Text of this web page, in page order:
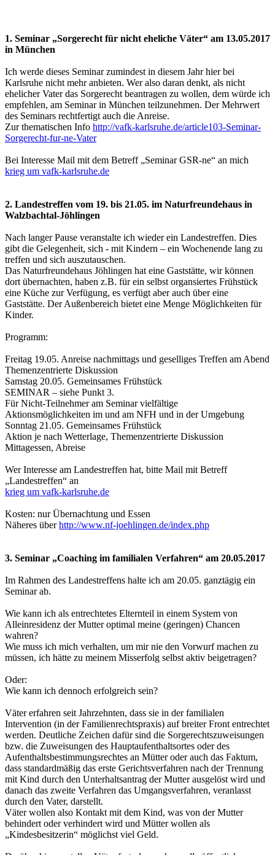
1. Seminar „Sorgerecht für nicht eheliche Väter“ am 13.05.2017
in München
Ich werde dieses Seminar zumindest in diesem Jahr hier bei
Karlsruhe nicht mehr anbieten. Wer also daran denkt, als nicht
ehelicher Vater das Sorgerecht beantragen zu wollen, dem würde ich
empfehlen, am Seminar in München teilzunehmen. Der Mehrwert
des Seminars rechtfertigt auch die Anreise.
Zur thematischen Info http://vafk-karlsruhe.de/article103-Seminar-
Sorgerecht-fur-ne-Vater
Bei Interesse Mail mit dem Betreff „Seminar GSR-ne“ an mich
krieg um vafk-karlsruhe.de
2. Landestreffen vom 19. bis 21.05. im Naturfreundehaus in
Walzbachtal-Jöhlingen
Nach langer Pause veranstalte ich wieder ein Landestreffen. Dies
gibt die Gelegenheit, sich - mit Kindern – ein Wochenende lang zu
treffen und sich auszutauschen.
Das Naturfreundehaus Jöhlingen hat eine Gaststätte, wir können
dort übernachten, haben z.B. für ein selbst organsiertes Frühstück
eine Küche zur Verfügung, es verfügt aber auch über eine
Gaststätte. Der Außenbereich bietet eine Menge Möglichkeiten für
Kinder.
Programm:
Freitag 19.05. Anreise nachmittags und geselliges Treffen am Abend
Themenzentrierte Diskussion
Samstag 20.05. Gemeinsames Frühstück
SEMINAR – siehe Punkt 3.
Für Nicht-Teilnehmer am Seminar vielfältige
Aktionsmöglichkeiten im und am NFH und in der Umgebung
Sonntag 21.05. Gemeinsames Frühstück
Aktion je nach Wetterlage, Themenzentrierte Diskussion
Mittagessen, Abreise
Wer Interesse am Landestreffen hat, bitte Mail mit Betreff
„Landestreffen“ an
krieg um vafk-karlsruhe.de
Kosten: nur Übernachtung und Essen
Näheres überhttp://www.nf-joehlingen.de/index.php
3. Seminar „Coaching im familialen Verfahren“ am 20.05.2017
Im Rahmen des Landestreffens halte ich am 20.05. ganztägig ein
Seminar ab.
Wie kann ich als entrechtetes Elternteil in einem System von
Alleinresidenz der Mutter optimal meine (geringen) Chancen
wahren?
Wie muss ich mich verhalten, um mir nie den Vorwurf machen zu
müssen, ich hätte zu meinem Misserfolg selbst aktiv beigetragen?
Oder:
Wie kann ich dennoch erfolgreich sein?
Väter erfahren seit Jahrzehnten, dass sie in der familialen
Intervention (in der Familienrechtspraxis) auf breiter Front entrechtet
werden. Deutliche Zeichen dafür sind die Sorgerechtszuweisungen
bzw. die Zuweisungen des Hauptaufenthaltsortes oder des
Aufenthaltsbestimmungsrechtes an Mütter oder auch das Faktum,
dass standardmäßig das erste Gerichtsverfahren nach der Trennung
mit Kind durch den Unterhaltsantrag der Mutter ausgelöst wird und
danach das zweite Verfahren das Umgangsverfahren, veranlasst
durch den Vater, darstellt.
Väter wollen also Kontakt mit dem Kind, was von der Mutter
behindert oder verhindert wird und Mütter wollen als
„Kindesbesitzerin“ möglichst viel Geld.